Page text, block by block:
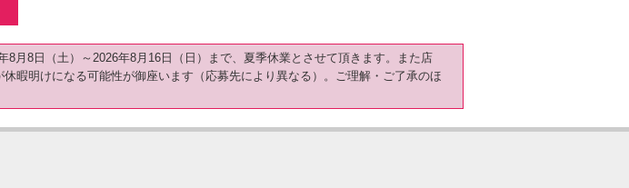
月8日（土）～2026年8月16日（日）まで、夏季休業とさせて頂きます。また店
暇明けになる可能性が御座います（応募先により異なる）。ご理解・ご了承のほ